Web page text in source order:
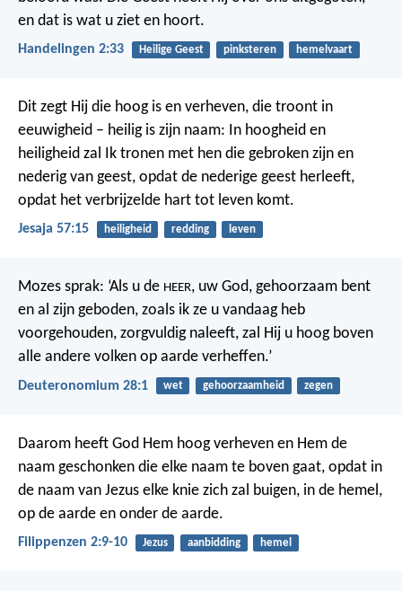
en dat is wat u ziet en hoort.
Handelingen 2:33 Heilige Geest pinksteren hemelvaart
Dit zegt Hij die hoog is en verheven, die troont in
eeuwigheid – heilig is zijn naam: In hoogheid en
heiligheid zal Ik tronen met hen die gebroken zijn en
nederig van geest, opdat de nederige geest herleeft,
opdat het verbrijzelde hart tot leven komt.
Jesaja 57:15 heiligheid redding leven
Mozes sprak: ‘Als u de HEER, uw God, gehoorzaam bent
en al zijn geboden, zoals ik ze u vandaag heb
voorgehouden, zorgvuldig naleeft, zal Hij u hoog boven
alle andere volken op aarde verheffen.’
Deuteronomium 28:1 wet gehoorzaamheid zegen
Daarom heeft God Hem hoog verheven en Hem de
naam geschonken die elke naam te boven gaat, opdat in
de naam van Jezus elke knie zich zal buigen, in de hemel,
op de aarde en onder de aarde.
Filippenzen 2:9-10 Jezus aanbidding hemel